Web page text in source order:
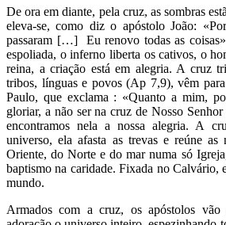
De ora em diante, pela cruz, as sombras
eleva-se, como diz o apóstolo João:
passaram […] Eu renovo todas as
espoliada, o inferno liberta os cativos, o
reina, a criação está em alegria. A cruz
tribos, línguas e povos (Ap 7,9), vêm
Paulo, que exclama : «Quanto a mim,
gloriar, a não ser na cruz de Nosso
encontramos nela a nossa alegria. A
universo, ela afasta as trevas e reúne as
Oriente, do Norte e do mar numa só
baptismo na caridade. Fixada no Calvário,
mundo.
Armados com a cruz, os apóstolos